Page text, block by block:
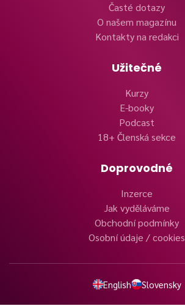
Časté dotazy
O našem magazínu
Kontakty na redakci
Užitečné
Kurzy
E-booky
Podcast
18+ Členská sekce
Doprovodné
Inzerce
Jak vyděláváme
Obchodní podmínky
Osobní údaje / cookies
English Slovensky